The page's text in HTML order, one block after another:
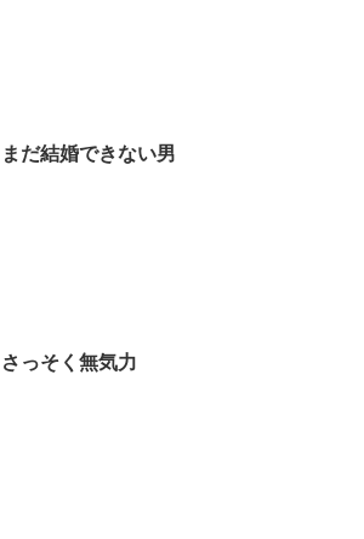
まだ結婚できない男
さっそく無気力